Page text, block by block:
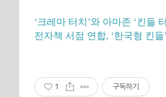
‘크레마 터치’와 아마존 ‘킨들
전자책 서점 연합, ‘한국형 킨들
1 구독하기